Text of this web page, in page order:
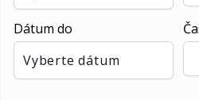
Dátum do
Vyberte dátum